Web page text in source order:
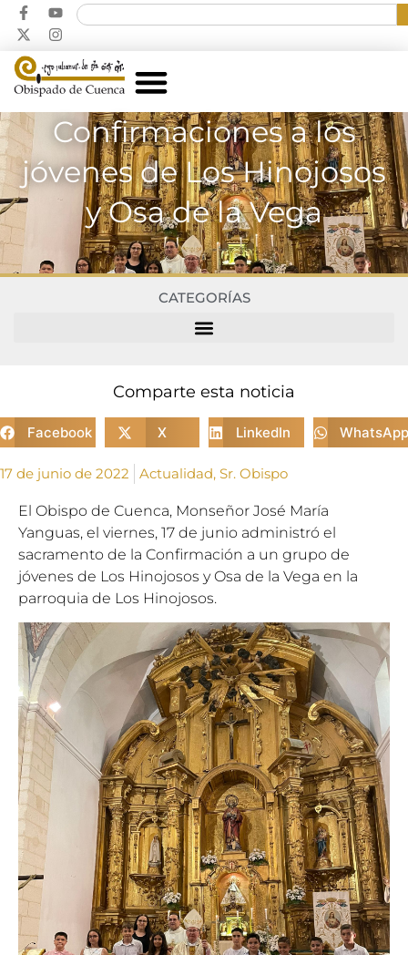
Confirmaciones a los
jóvenes de Los Hinojosos
y Osa de la Vega
CATEGORÍAS
Comparte esta noticia
Facebook X LinkedIn WhatsApp
17 de junio de 2022 Actualidad, Sr. Obispo
El Obispo de Cuenca, Monseñor José María
Yanguas, el viernes, 17 de junio administró el
sacramento de la Confirmación a un grupo de
jóvenes de Los Hinojosos y Osa de la Vega en la
parroquia de Los Hinojosos.